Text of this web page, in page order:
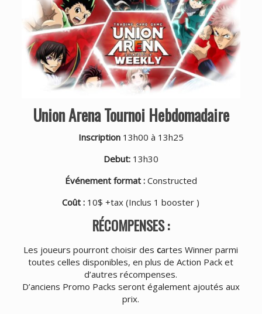
Union Arena Tournoi Hebdomadaire
Inscription 13h00 à 13h25
Debut:13h30
Événement format : Constructed
Coût : 10$ +tax (Inclus 1 booster )
RÉCOMPENSES :
Les joueurs pourront choisir descartes Winner parmi
toutes celles disponibles, en plus de Action Pack et
d’autres récompenses.
D’anciens Promo Packs seront également ajoutés aux
prix.